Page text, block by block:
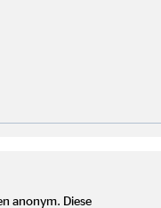
Herz
für
jüngeren Menschen
– etwa nach einer
mit
oder
anonym. Diese